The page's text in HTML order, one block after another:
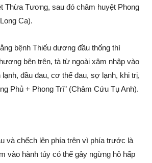
Thừa Tương, sau đó châm huyệt Phong
Ca).
bệnh Thiếu dương đầu thống thì
bên trên, tà từ ngoài xâm nhập vào
đầu đau, cơ thể đau, sợ lạnh, khi trị,
Phủ + Phong Trì” (Châm Cứu Tụ Anh).
và chếch lên phía trên vì phía trước là
vào hành tủy có thể gây ngừng hô hấp